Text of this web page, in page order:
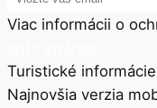
Viac informácii o
Turistické
Najnovšia verzia